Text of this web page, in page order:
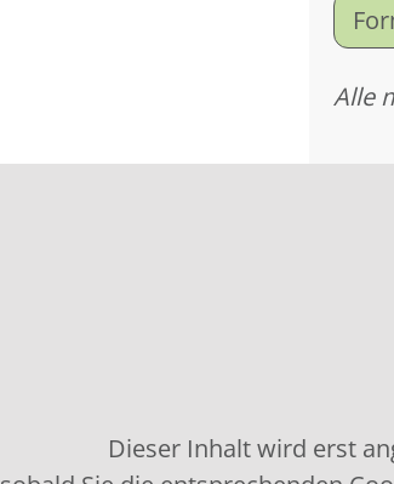
Alle
Dieser Inhalt wird erst